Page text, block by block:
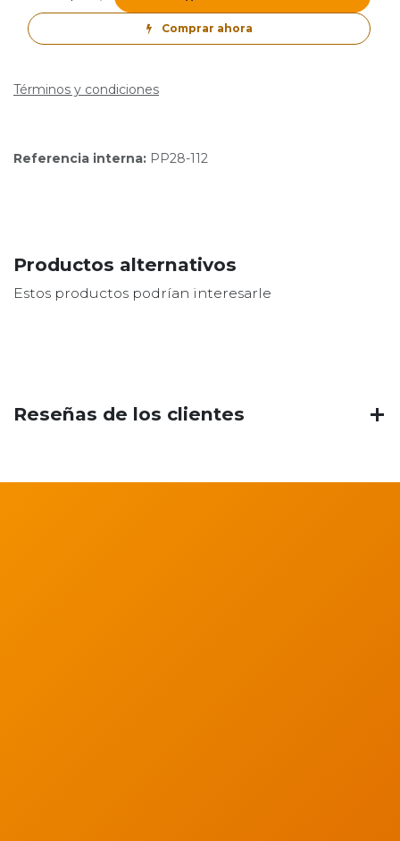
Comprar ahora
Términos y condiciones
Referencia interna: PP28-112
Productos alternativos
Estos productos podrían interesarle
Reseñas de los clientes